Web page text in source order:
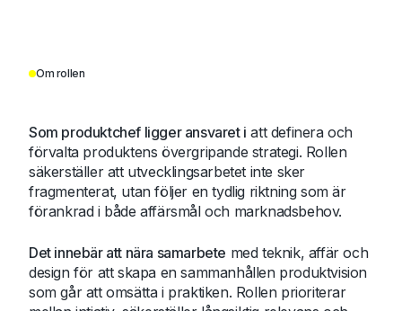
Om rollen
Som produktchef ligger ansvaret i att definera och
förvalta produktens övergripande strategi. Rollen
säkerställer att utvecklingsarbetet inte sker
fragmenterat, utan följer en tydlig riktning som är
förankrad i både affärsmål och marknadsbehov.
Det innebär att nära samarbete med teknik, affär och
design för att skapa en sammanhållen produktvision
som går att omsätta i praktiken. Rollen prioriterar